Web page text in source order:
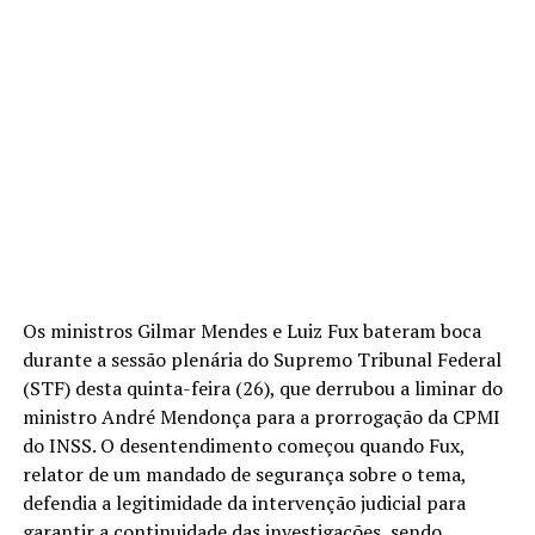
Os ministros Gilmar Mendes e Luiz Fux bateram boca
durante a sessão plenária do Supremo Tribunal Federal
(STF) desta quinta-feira (26), que derrubou a liminar do
ministro André Mendonça para a prorrogação da CPMI
do INSS. O desentendimento começou quando Fux,
relator de um mandado de segurança sobre o tema,
defendia a legitimidade da intervenção judicial para